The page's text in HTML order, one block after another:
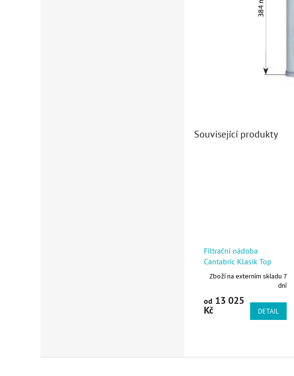
Související produkty
Filtrační nádoba
Cantabric Klasik Top
Zboží na externím skladu 7
dní
od 13 025
Kč DETAIL